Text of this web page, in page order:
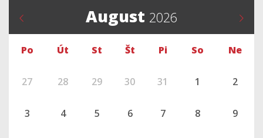
August 2026
Po Út St Št Pi So Ne
27 28 29 30 31 1 2
3 4 5 6 7 8 9